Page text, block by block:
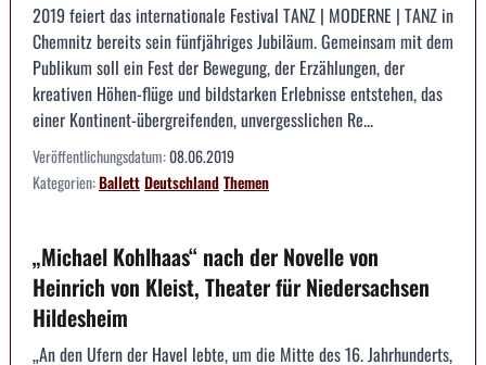
2019 feiert das internationale Festival TANZ | MODERNE | TANZ in
Chemnitz bereits sein fünfjähriges Jubiläum. Gemeinsam mit dem
Publikum soll ein Fest der Bewegung, der Erzählungen, der
kreativen Höhen-flüge und bildstarken Erlebnisse entstehen, das
einer Kontinent-übergreifenden, unvergesslichen Re...
Veröffentlichungsdatum:08.06.2019
Kategorien:BallettDeutschlandThemen
„Michael Kohlhaas“ nach der Novelle von
Heinrich von Kleist, Theater für Niedersachsen
Hildesheim
„An den Ufern der Havel lebte, um die Mitte des 16. Jahrhunderts,